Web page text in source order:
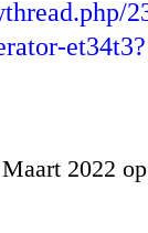
et34t3?
2022